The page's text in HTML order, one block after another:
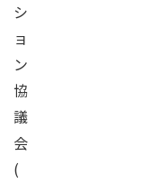
シ
ョ
ン
協
議
会
(